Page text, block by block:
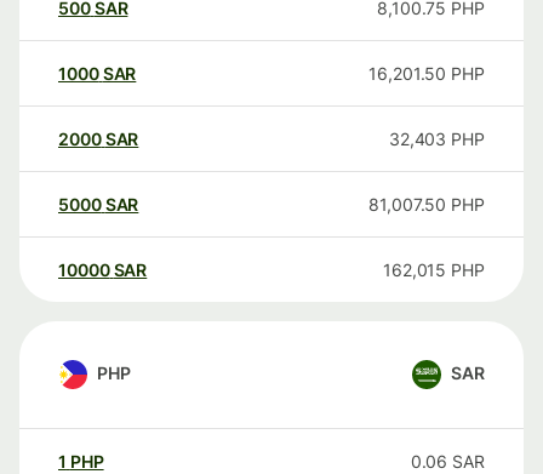
500SAR 8,100.75 PHP
1000SAR 16,201.50 PHP
2000SAR 32,403 PHP
5000SAR 81,007.50 PHP
10000 SAR 162,015 PHP
PHP SAR
1 PHP 0.06 SAR